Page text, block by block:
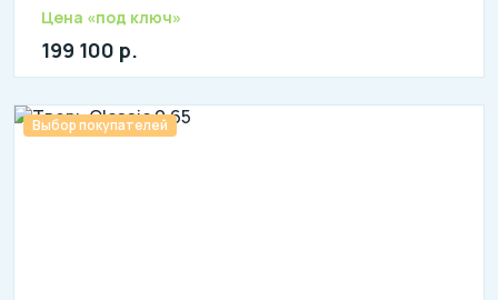
литров в сутки: 500
Цена «под ключ»
199 100 р.
Выбор покупателей